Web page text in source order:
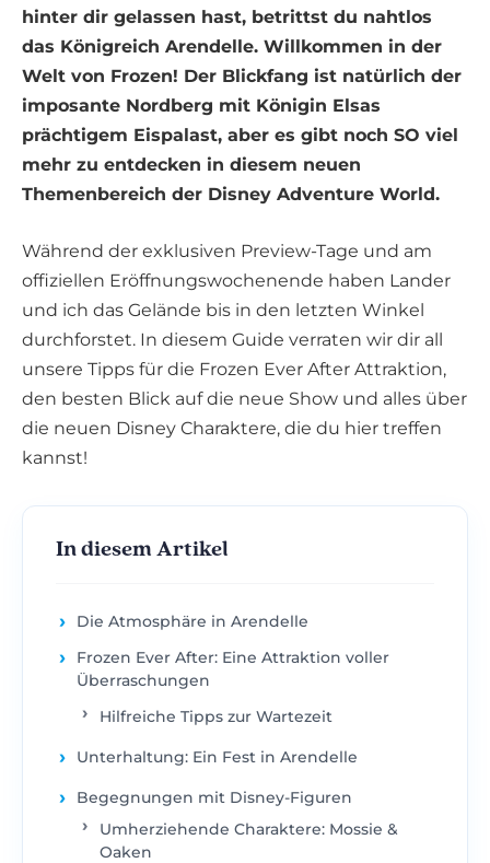
hinter dir gelassen hast, betrittst du nahtlos
das Königreich Arendelle. Willkommen in der
Welt von Frozen! Der Blickfang ist natürlich der
imposante Nordberg mit Königin Elsas
prächtigem Eispalast, aber es gibt noch SO viel
mehr zu entdecken in diesem neuen
Themenbereich der Disney Adventure World.
Während der exklusiven Preview-Tage und am
offiziellen Eröffnungswochenende haben Lander
und ich das Gelände bis in den letzten Winkel
durchforstet. In diesem Guide verraten wir dir all
unsere Tipps für die Frozen Ever After Attraktion,
den besten Blick auf die neue Show und alles über
die neuen Disney Charaktere, die du hier treffen
kannst!
In diesem Artikel
Die Atmosphäre in Arendelle
Frozen Ever After: Eine Attraktion voller
Überraschungen
Hilfreiche Tipps zur Wartezeit
Unterhaltung: Ein Fest in Arendelle
Begegnungen mit Disney-Figuren
Umherziehende Charaktere: Mossie &
Oaken